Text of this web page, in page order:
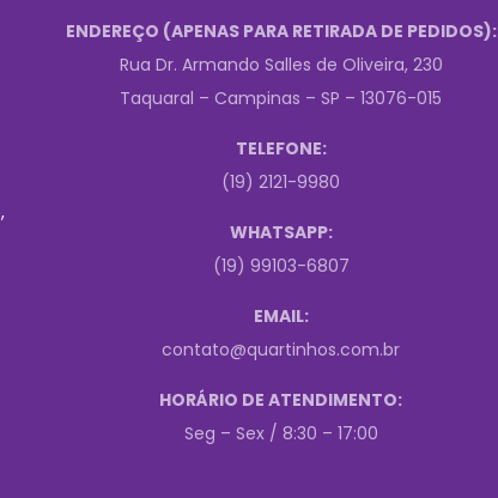
ENDEREÇO (APENAS PARA RETIRADA DE PEDIDOS):
Rua Dr. Armando Salles de Oliveira, 230
Taquaral – Campinas – SP – 13076-015
TELEFONE:
(19) 2121-9980
WHATSAPP:
(19) 99103-6807
EMAIL:
contato@quartinhos.com.br
HORÁRIO DE ATENDIMENTO:
Seg – Sex / 8:30 – 17:00